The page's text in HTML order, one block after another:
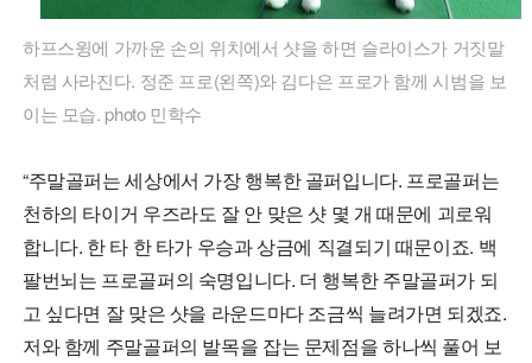
하프스윙에 가까운 손의 위치에서 샷을 하면 슬라이스가 거짓말
처럼 사라진다. 정준 프로(왼쪽)와 김다은 프로가 함께 시범을 보
이는 모습. photo 민학수
“주말골퍼는 세상에서 가장 행복한 골퍼입니다. 프로골퍼는
천하의 타이거 우즈라도 잘 안 맞은 샷 몇 개 때문에 괴로워
합니다. 한 타 한 타가 우승과 상금에 직결되기 때문이죠. 백
팔번뇌는 프로골퍼의 숙명입니다. 더 행복한 주말골퍼가 되
고 싶다면 잘 맞은 샷을 라운드마다 조금씩 늘려가면 되겠죠.
저와 함께 주말골퍼의 발목을 잡는 문제점을 하나씩 풀어 보